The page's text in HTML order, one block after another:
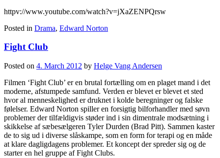
httpv://www.youtube.com/watch?v=jXaZENPQrsw
Posted in Drama, Edward Norton
Fight Club
Posted on 4. March 2012 by Helge Vang Andersen
Filmen ‘Fight Club’ er en brutal fortælling om en plaget mand i det
moderne, afstumpede samfund. Verden er blevet er blevet et sted
hvor al menneskelighed er druknet i kolde beregninger og falske
følelser. Edward Norton spiller en forsigtig bilforhandler med søvn
problemer der tilfældigvis støder ind i sin dimentrale modsætning i
skikkelse af sæbesælgeren Tyler Durden (Brad Pitt). Sammen kaster
de to sig ud i diverse slåskampe, som en form for terapi og en måde
at klare dagligdagens problemer. Et koncept der spreder sig og de
starter en hel gruppe af Fight Clubs.